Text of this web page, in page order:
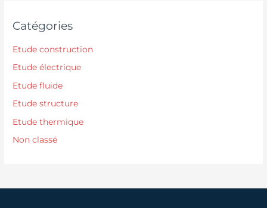
Catégories
Etude construction
Etude électrique
Etude fluide
Etude structure
Etude thermique
Non classé